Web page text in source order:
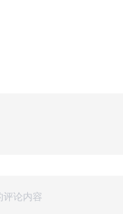
户外运动防-晒｜蜜丝婷开挂